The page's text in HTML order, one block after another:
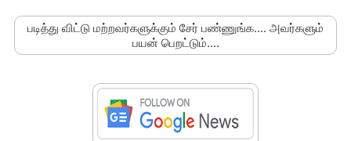
படித்து விட்டு மற்றவர்களுக்கும் சேர் பண்ணுங்க.... அவர்களும்
பயன் பெறட்டும்....